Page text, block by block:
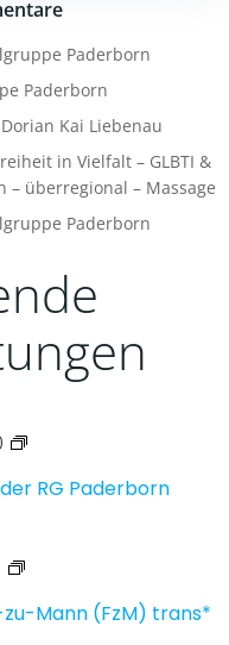
Paderborn
Paderborn
Kai Liebenau
in Vielfalt – GLBTI &
überregional – Massage
Paderborn
RG Paderborn
Mann (FzM) trans*